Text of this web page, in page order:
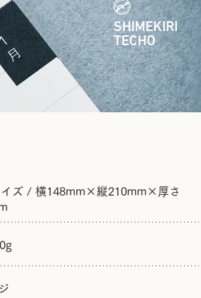
SHIMEKIRI
TECHO
ズ / 横148mm×縦210mm×厚さ